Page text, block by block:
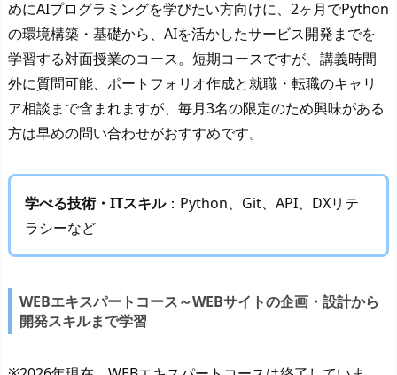
めにAIプログラミングを学びたい方向けに、2ヶ月でPython
の環境構築・基礎から、AIを活かしたサービス開発までを
学習する対面授業のコース。短期コースですが、講義時間
外に質問可能、ポートフォリオ作成と就職・転職のキャリ
ア相談まで含まれますが、毎月3名の限定のため興味がある
方は早めの問い合わせがおすすめです。
学べる技術・ITスキル：Python、Git、API、DXリテ
ラシーなど
WEBエキスパートコース～WEBサイトの企画・設計から
開発スキルまで学習